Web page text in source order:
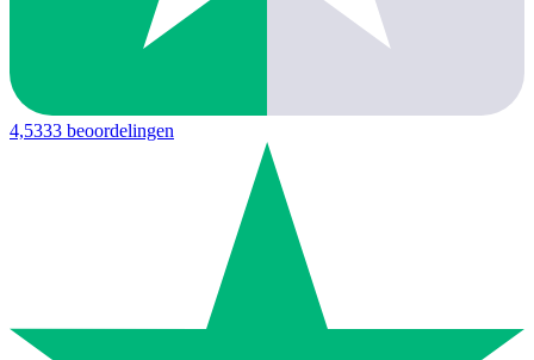
4,5333 beoordelingen